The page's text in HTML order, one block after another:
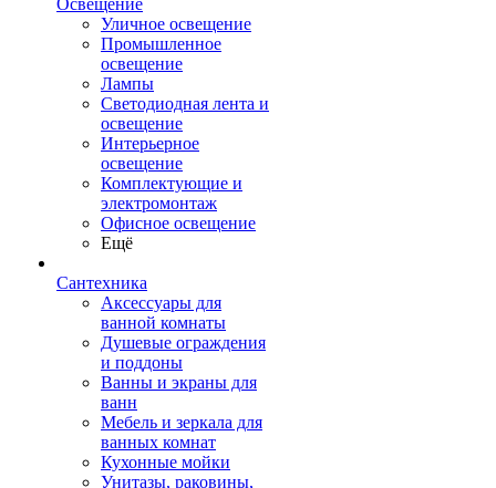
Освещение
Уличное освещение
Промышленное
освещение
Лампы
Светодиодная лента и
освещение
Интерьерное
освещение
Комплектующие и
электромонтаж
Офисное освещение
Ещё
Сантехника
Аксессуары для
ванной комнаты
Душевые ограждения
и поддоны
Ванны и экраны для
ванн
Мебель и зеркала для
ванных комнат
Кухонные мойки
Унитазы, раковины,